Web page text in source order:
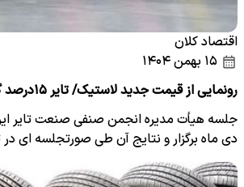
اقتصاد کلان
رونمایی از قیمت جدید لاستیک/ تایر ۱۵درصد گران شد
دی ماه برگزار و نتایج آن طی صورتجلسه ای در تاریخ 29